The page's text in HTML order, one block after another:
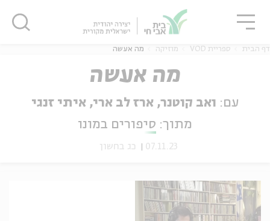
אנגלית
דף הבית ספריית VOD מוזיקה מה אעשה
מה אעשה
עם: ואב קוטנר, ארז לב ארי, איתי זנגי
מתוך: סיפורים במונו
07.11.23 כג בחשון
סגור